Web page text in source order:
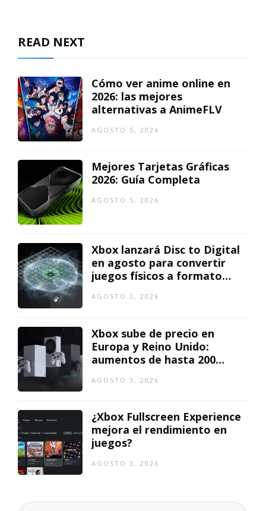
READ NEXT
Cómo ver anime online en
2026: las mejores
alternativas a AnimeFLV
AGOSTO 5, 2026
Mejores Tarjetas Gráficas
2026: Guía Completa
AGOSTO 5, 2026
Xbox lanzará Disc to Digital
en agosto para convertir
juegos físicos a formato
AGOSTO 3, 2026
Xbox sube de precio en
Europa y Reino Unido:
aumentos de hasta 200
AGOSTO 3, 2026
¿Xbox Fullscreen Experience
mejora el rendimiento en
juegos?
AGOSTO 3, 2026